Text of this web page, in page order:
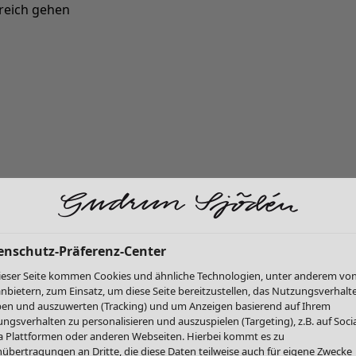
gehen
Präferenz-Center
Seite kommen Cookies und ähnliche Technologien, unter anderem von
zum Einsatz, um diese Seite bereitzustellen, das
und auszuwerten (Tracking) und um Anzeigen basierend auf Ihrem
zu personalisieren und auszuspielen (Targeting), z.B. auf
Plattformen oder anderen Webseiten. Hierbei kommt es zu
an Dritte, die diese Daten teilweise auch für eigene Zwecke